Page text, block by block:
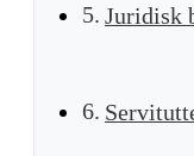
Juridisk